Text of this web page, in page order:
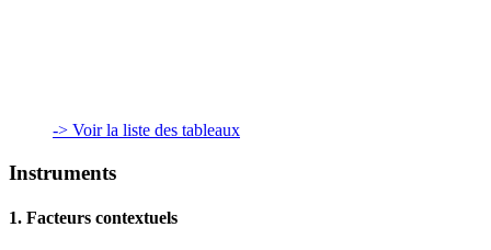
-> Voir la liste des tableaux
Instruments
1. Facteurs contextuels